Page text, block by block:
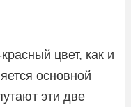
цвет, как и
основной
эти две